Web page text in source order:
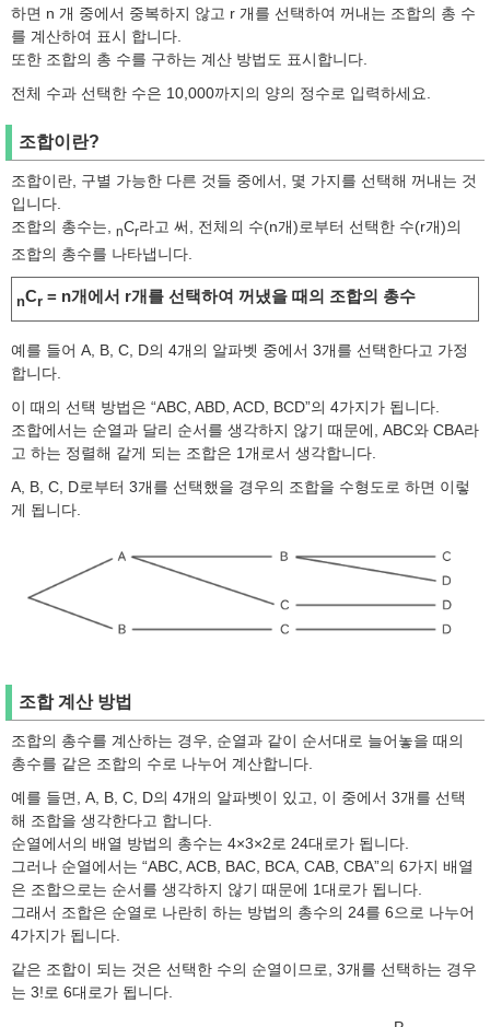
하면 n 개 중에서 중복하지 않고 r 개를 선택하여 꺼내는 조합의 총 수
를 계산하여 표시 합니다.
또한 조합의 총 수를 구하는 계산 방법도 표시합니다.
전체 수과 선택한 수은 10,000까지의 양의 정수로 입력하세요.
조합이란?
조합이란, 구별 가능한 다른 것들 중에서, 몇 가지를 선택해 꺼내는 것
입니다.
조합의 총수는,
nCr라고 써, 전체의 수(n개)로부터 선택한 수(r개)의
조합의 총수를 나타냅니다.
nCr = n개에서 r개를 선택하여 꺼냈을 때의 조합의 총수
예를 들어 A, B, C, D의 4개의 알파벳 중에서 3개를 선택한다고 가정
합니다.
이 때의 선택 방법은 “ABC, ABD, ACD, BCD”의 4가지가 됩니다.
조합에서는 순열과 달리 순서를 생각하지 않기 때문에, ABC와 CBA라
고 하는 정렬해 같게 되는 조합은 1개로서 생각합니다.
A, B, C, D로부터 3개를 선택했을 경우의 조합을 수형도로 하면 이렇
게 됩니다.
조합 계산 방법
조합의 총수를 계산하는 경우, 순열과 같이 순서대로 늘어놓을 때의
총수를 같은 조합의 수로 나누어 계산합니다.
예를 들면, A, B, C, D의 4개의 알파벳이 있고, 이 중에서 3개를 선택
해 조합을 생각한다고 합니다.
순열에서의 배열 방법의 총수는 4×3×2로 24대로가 됩니다.
그러나 순열에서는 “ABC, ACB, BAC, BCA, CAB, CBA”의 6가지 배열
은 조합으로는 순서를 생각하지 않기 때문에 1대로가 됩니다.
그래서 조합은 순열로 나란히 하는 방법의 총수의 24를 6으로 나누어
4가지가 됩니다.
같은 조합이 되는 것은 선택한 수의 순열이므로, 3개를 선택하는 경우
는 3!로 6대로가 됩니다.